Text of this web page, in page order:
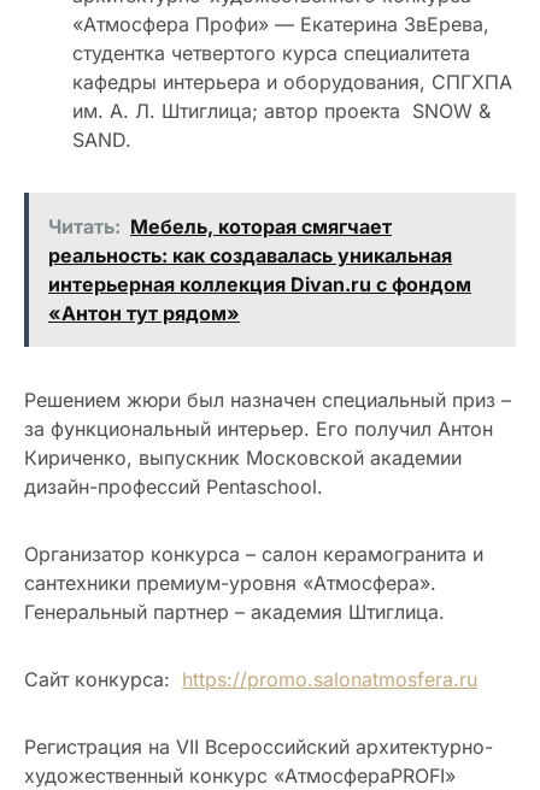
«Атмосфера Профи» — Екатерина ЗвЕрева,
студентка четвертого курса специалитета
кафедры интерьера и оборудования, СПГХПА
им. А. Л. Штиглица; автор проекта SNOW &
SAND.
Читать: Мебель, которая смягчает
реальность: как создавалась уникальная
интерьерная коллекция Divan.ru с фондом
«Антон тут рядом»
Решением жюри был назначен специальный приз –
за функциональный интерьер. Его получил Антон
Кириченко, выпускник Московской академии
дизайн-профессий Pentaschool.
Организатор конкурса – салон керамогранита и
сантехники премиум-уровня «Атмосфера».
Генеральный партнер – академия Штиглица.
Сайт конкурса: https://promo.salonatmosfera.ru
Регистрация на VII Всероссийский архитектурно-
художественный конкурс «АтмосфераPROFI»